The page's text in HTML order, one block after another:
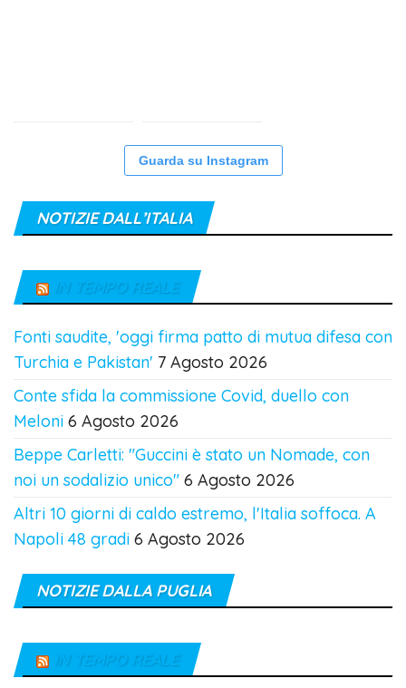
Guarda su Instagram
NOTIZIE DALL’ITALIA
IN TEMPO REALE
Fonti saudite, 'oggi firma patto di mutua difesa con
Turchia e Pakistan' 7 Agosto 2026
Conte sfida la commissione Covid, duello con
Meloni 6 Agosto 2026
Beppe Carletti: "Guccini è stato un Nomade, con
noi un sodalizio unico" 6 Agosto 2026
Altri 10 giorni di caldo estremo, l'Italia soffoca. A
Napoli 48 gradi 6 Agosto 2026
NOTIZIE DALLA PUGLIA
IN TEMPO REALE